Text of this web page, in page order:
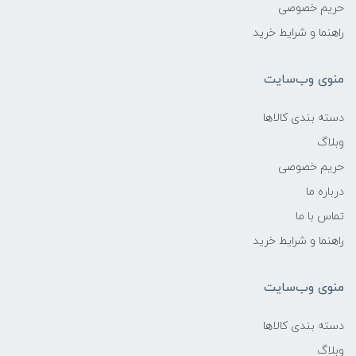
حریم خصوصی
راهنما و شرایط خرید
منوی وب‌سایت
دسته بندی کالاها
وبلاگ
حریم خصوصی
درباره ما
تماس با ما
راهنما و شرایط خرید
منوی وب‌سایت
دسته بندی کالاها
وبلاگ